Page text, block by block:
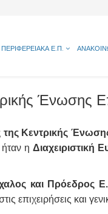
ΠΕΡΙΦΕΡΕΙΑΚΑ Ε.Π.
Ένωσης
της Κεντρικής
ήταν η
και Πρόεδρος
επιχειρήσεις και